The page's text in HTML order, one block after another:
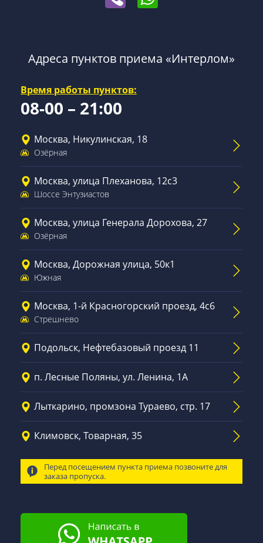
Адреса пунктов приема «Интерлом»
Время работы пунктов:
08-00 – 21:00
Москва, Никулинская, 18
Озёрная
Москва, улица Плеханова, 12с3
Шоссе Энтузиастов
Москва, улица Генерала Дорохова, 27
Озёрная
Москва, Дорожная улица, 50к1
Южная
Москва, 1-й Красногорский проезд, 4с6
Стрешнево
Подольск, Нефтебазовый проезд 11
п. Лесные Поляны, ул. Ленина, 1А
Лыткарино, промзона Тураево, стр. 17
Климовск, Товарная, 35
Перед посещением пункта приема позвоните для
заказа пропуска.